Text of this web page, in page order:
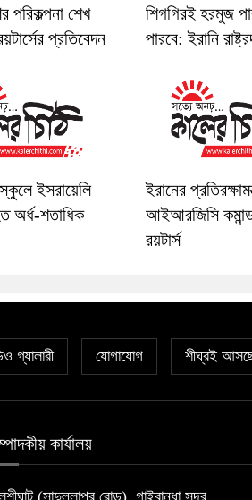
পরিকল্পনা শেখ
প্রতিবেদন
শিগগিরই হরমুজ
পারবে: ইরানি
ইসরায়েলি
অর্ধ-শতাধিক
ইরানের
আইআরজিসি
রয়টার্স
গ্যালারী যোগাযোগ শীঘ্রই
কার্যালয়